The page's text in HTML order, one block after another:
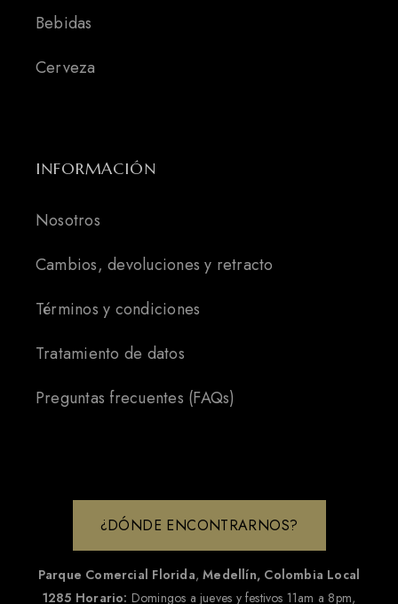
Bebidas
Cerveza
INFORMACIÓN
Nosotros
Cambios, devoluciones y retracto
Términos y condiciones
Tratamiento de datos
Preguntas frecuentes (FAQs)
¿DÓNDE ENCONTRARNOS?
Parque Comercial Florida,Medellín, Colombia Local
1285 Horario: Domingos a jueves y festivos 11am a 8pm,